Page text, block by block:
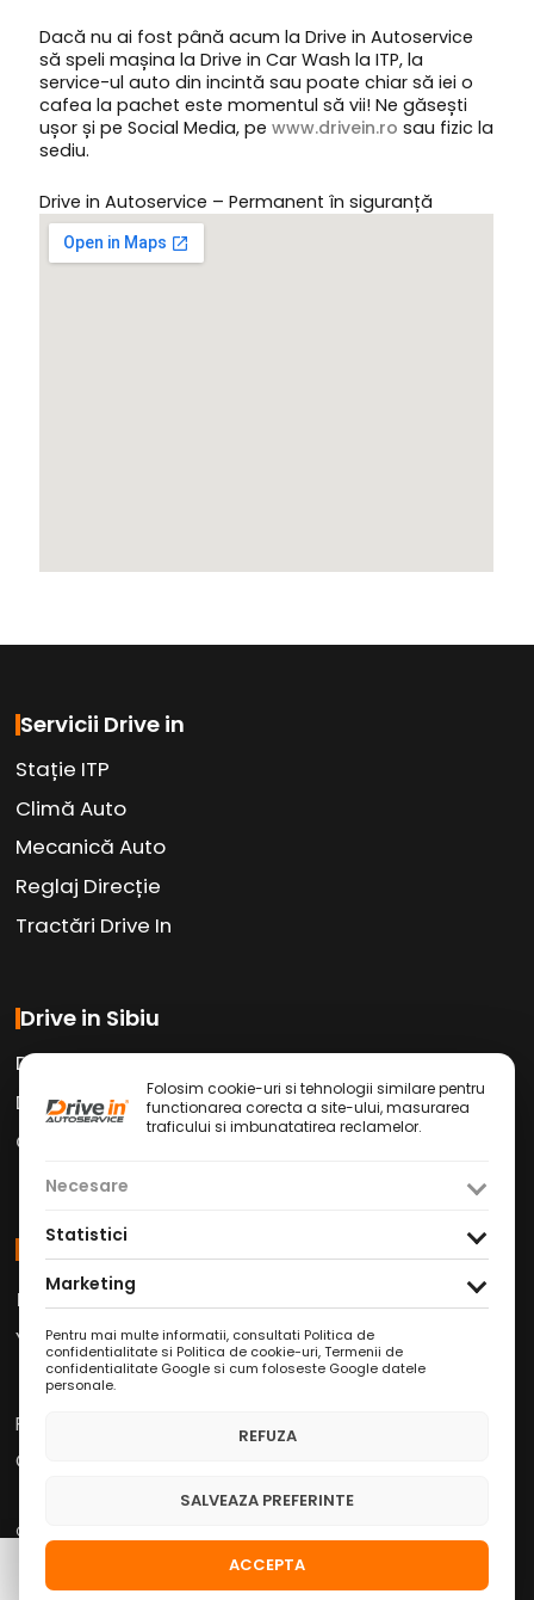
Dacă nu ai fost până acum la Drive in Autoservice
să speli mașina la Drive in Car Wash la ITP, la
service-ul auto din incintă sau poate chiar să iei o
cafea la pachet este momentul să vii! Ne găsești
ușor și pe Social Media, pewww.drivein.ro sau fizic la
sediu.
Drive in Autoservice – Permanent în siguranță
Servicii Drive in
Stație ITP
Climă Auto
Mecanică Auto
Reglaj Direcție
Tractări Drive In
Drive in Sibiu
Drive in Car Wash
Drive in Cafe
Contact
Social Media
Facebook Instagram
Youtube/WhatsApp/LinkedIn
Politica de Confidențialitate
Condiții Service Auto
Copyright © 2026 Drive in Autoservice
Folosim cookie-uri si tehnologii similare pentru
functionarea corecta a site-ului, masurarea
traficului si imbunatatirea reclamelor.
Necesare
Statistici
Marketing
Pentru mai multe informatii, consultati Politica de
confidentialitate si Politica de cookie-uri,Termenii de
confidentialitate Google si cum foloseste Google datele
personale.
REFUZA
SALVEAZA PREFERINTE
ACCEPTA